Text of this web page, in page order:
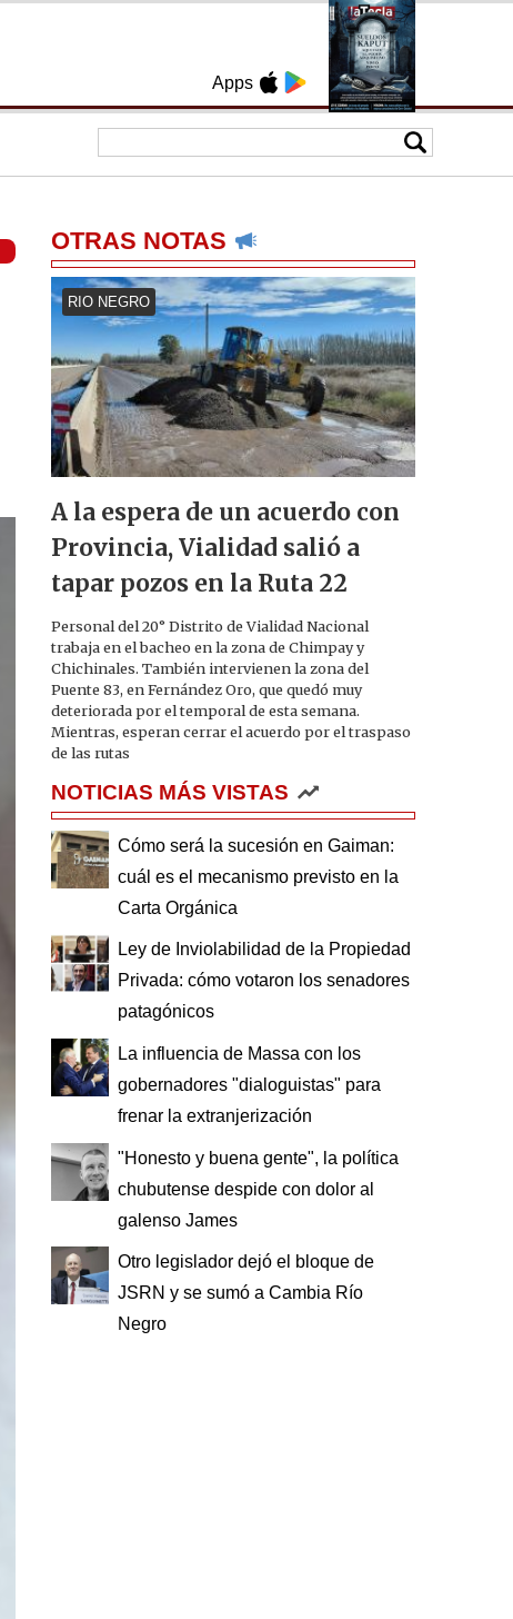
Apps
OTRAS NOTAS
RIO NEGRO
A la espera de un acuerdo con
Provincia, Vialidad salió a
tapar pozos en la Ruta 22
Personal del 20° Distrito de Vialidad Nacional
trabaja en el bacheo en la zona de Chimpay y
Chichinales. También intervienen la zona del
Puente 83, en Fernández Oro, que quedó muy
deteriorada por el temporal de esta semana.
Mientras, esperan cerrar el acuerdo por el traspaso
de las rutas
NOTICIAS MÁS VISTAS
Cómo será la sucesión en Gaiman:
cuál es el mecanismo previsto en la
Carta Orgánica
Ley de Inviolabilidad de la Propiedad
Privada: cómo votaron los senadores
patagónicos
La influencia de Massa con los
gobernadores "dialoguistas" para
frenar la extranjerización
"Honesto y buena gente", la política
chubutense despide con dolor al
galenso James
Otro legislador dejó el bloque de
JSRN y se sumó a Cambia Río
Negro